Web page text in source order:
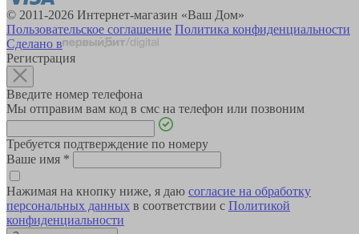
© 2011-2026 Интернет-магазин «Ваш Дом»
Пользовательское соглашение Политика конфиденциальности
Сделано в
Регистрация
Введите номер телефона
Мы отправим вам код в смс на телефон или позвоним
Требуется подтверждение по номеру
Ваше имя *
Нажимая на кнопку ниже, я даю согласие на обработку
персональных данных в соответствии с Политикой
конфиденциальности